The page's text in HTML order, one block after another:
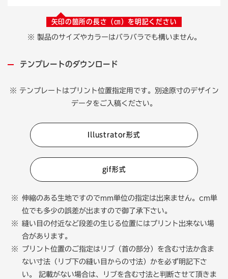
矢印の箇所の長さ（㎝）を明記ください
※ 製品のサイズやカラーはバラバラでも構いません。
テンプレートのダウンロード
※ テンプレートはプリント位置指定用です。別途原寸のデザイン
データをご入稿ください。
Illustrator形式
gif形式
伸縮のある生地ですのでmm単位の指定は出来ません。cm単
位でも多少の誤差が出ますので御了承下さい。
縫い目の付近など段差の生じる位置にはプリント出来ない場
合があります。
プリント位置のご指定はリブ（首の部分）を含む寸法か含ま
ない寸法（リブ下の縫い目からの寸法）かを必ず明記下さ
い。 記載がない場合は、リブを含む寸法と判断させて頂きま